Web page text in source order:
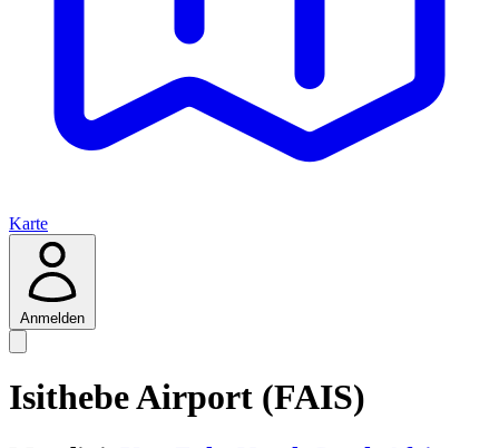
Karte
Anmelden
Isithebe Airport (FAIS)